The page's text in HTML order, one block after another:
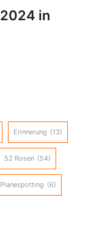
in
Erinnerung (13)
52 Rosen (54)
Planespotting (6)